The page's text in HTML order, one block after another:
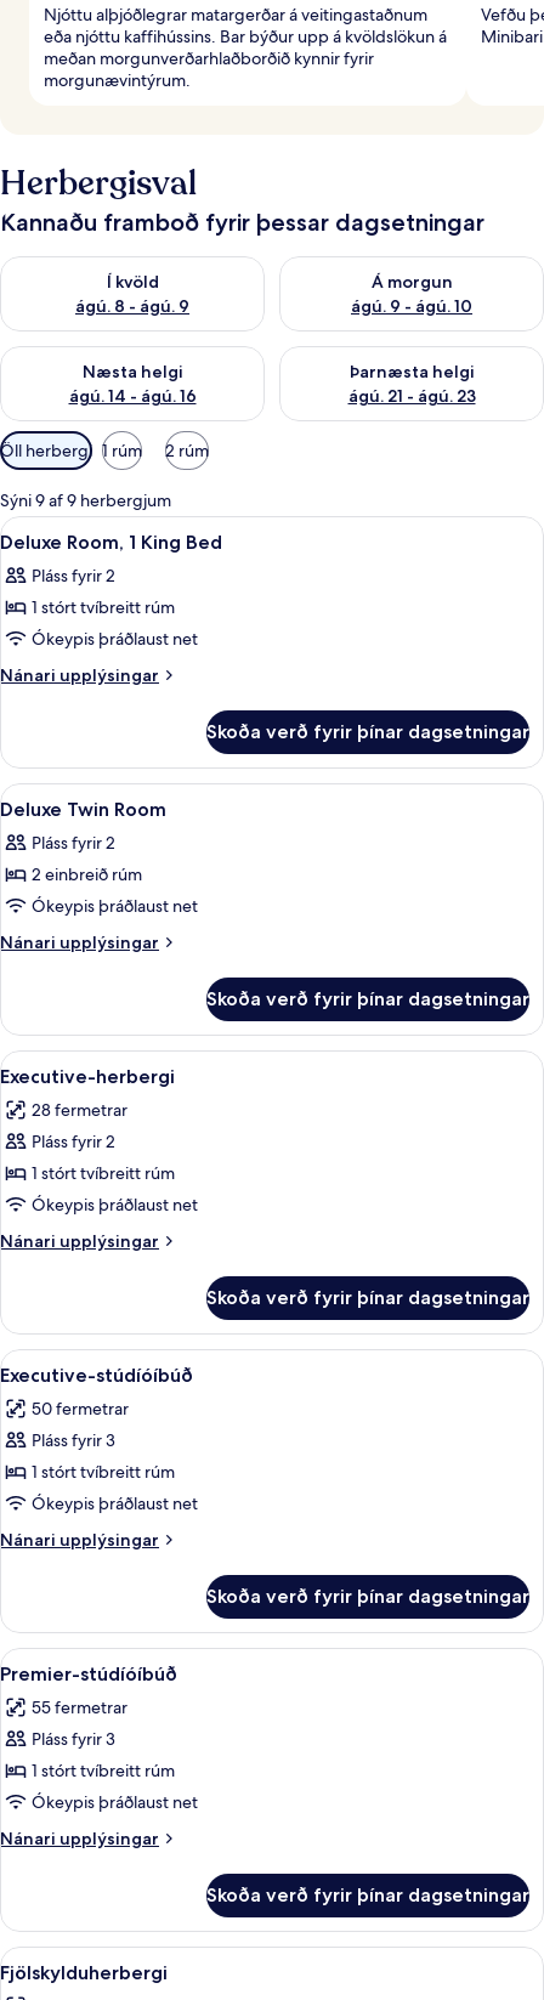
Njóttu alþjóðlegrar matargerðar á veitingastaðnum
eða njóttu kaffihússins. Bar býður upp á kvöldslökun á
meðan morgunverðarhlaðborðið kynnir fyrir
morgunævintýrum.
Vefðu
Herbergisval
Kannaðu framboð fyrir þessar dagsetningar
Í kvöld
ágú. 8 - ágú. 9
Athuga framboð í kvöld ágú. 8 - ágú. 9
Á morgun
ágú. 9 - ágú. 10
Athuga framboð á morgun
Næsta helgi
ágú. 14 - ágú. 16
Athuga framboð næstu helgi ágú. 14 - ágú. 16
Þarnæsta helgi
ágú. 21 - ágú. 23
Athuga framboð þarnæstu
Síur
í
boði
fyrir
herbergi
Öll herbergi 1 rúm 2 rúm
Sýni 9 af 9 herbergjum
Skoða
allar
myndir
fyrir
Deluxe
Room,
Bed
Míníbar, öryggishólf í herbergi,
7
Deluxe Room, 1 King Bed
Pláss fyrir 2
1 stórt tvíbreitt rúm
Ókeypis þráðlaust net
Nánari upplýsingar
Nánari
Room,
King
Skoða verð fyrir þínar dagsetningar
Skoða
allar
myndir
fyrir
Deluxe
Twin
Míníbar, öryggishólf í herbergi,
6
Deluxe Twin Room
Pláss fyrir 2
2 einbreið rúm
Ókeypis þráðlaust net
Nánari upplýsingar
Nánari
Twin
Room
Skoða verð fyrir þínar dagsetningar
Skoða
allar
myndir
fyrir
Executive-
herbergi
Executive-herbergi | Míníbar,
4
Executive-herbergi
28 fermetrar
Pláss fyrir 2
1 stórt tvíbreitt rúm
Ókeypis þráðlaust net
Nánari upplýsingar
Nánari
herbergi
Skoða verð fyrir þínar dagsetningar
Skoða
allar
myndir
fyrir
Executive-
stúdíóíbúð
Executive-stúdíóíbúð | Míníbar,
6
Executive-stúdíóíbúð
50 fermetrar
Pláss fyrir 3
1 stórt tvíbreitt rúm
Ókeypis þráðlaust net
Nánari upplýsingar
Nánari
stúdíóíbúð
Skoða verð fyrir þínar dagsetningar
Skoða
allar
myndir
fyrir
Premier-
stúdíóíbúð
Premier-stúdíóíbúð | Míníbar,
10
Premier-stúdíóíbúð
55 fermetrar
Pláss fyrir 3
1 stórt tvíbreitt rúm
Ókeypis þráðlaust net
Nánari upplýsingar
Nánari
stúdíóíbúð
Skoða verð fyrir þínar dagsetningar
Skoða
allar
Míníbar, öryggishólf í herbergi,
5
Fjölskylduherbergi